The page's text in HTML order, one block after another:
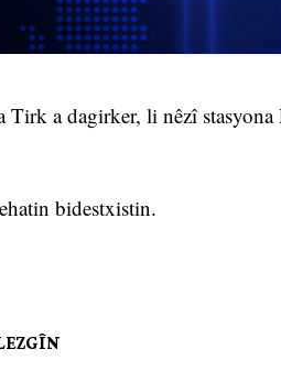
a dagirker, li nêzî stasyona
bidestxistin.